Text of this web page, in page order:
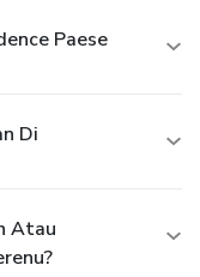
Paese
Di
Atau